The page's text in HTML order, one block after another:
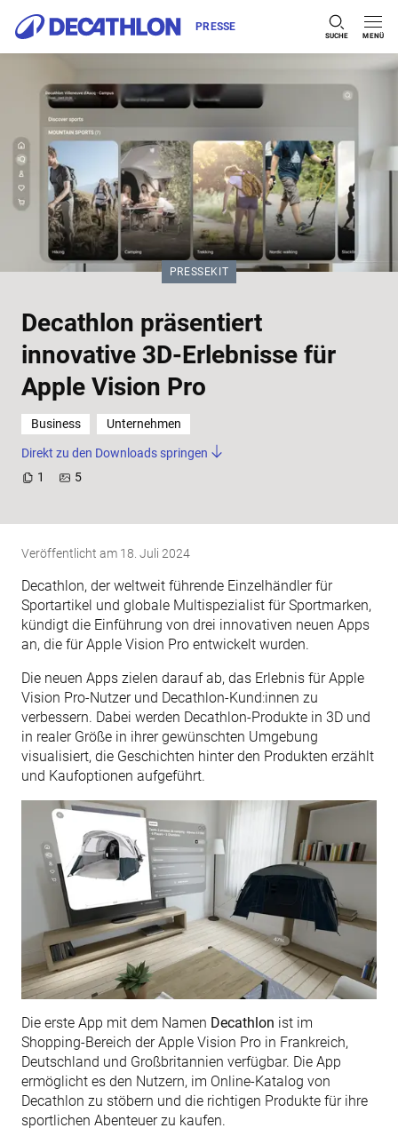
PRESSE
SUCHE MENÜ
Decathlon präsentiert
innovative 3D-Erlebnisse für
Apple Vision Pro
KATEGORIE:
PRESSEKIT
Business Unternehmen
Direkt zu den Downloads springen
1
5
Veröffentlicht am 18. Juli 2024
Decathlon, der weltweit führende Einzelhändler für
Sportartikel und globale Multispezialist für Sportmarken,
kündigt die Einführung von drei innovativen neuen Apps
an, die für Apple Vision Pro entwickelt wurden.
Die neuen Apps zielen darauf ab, das Erlebnis für Apple
Vision Pro-Nutzer und Decathlon-Kund:innen zu
verbessern. Dabei werden Decathlon-Produkte in 3D und
in realer Größe in ihrer gewünschten Umgebung
visualisiert, die Geschichten hinter den Produkten erzählt
und Kaufoptionen aufgeführt.
Die erste App mit dem Namen Decathlon ist im
Shopping-Bereich der Apple Vision Pro in Frankreich,
Deutschland und Großbritannien verfügbar. Die App
ermöglicht es den Nutzern, im Online-Katalog von
Decathlon zu stöbern und die richtigen Produkte für ihre
sportlichen Abenteuer zu kaufen.